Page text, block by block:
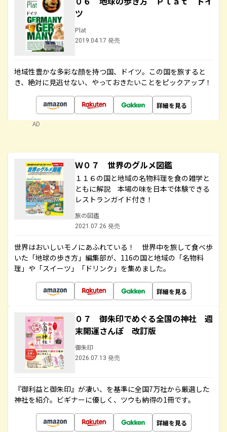
ツ
Plat
2019.04.17 発売
地域性豊かな多彩な顔を持つ国、ドイツ。この国を旅すると
き、絶対に見逃せない、やっておきたいことをピックアップ！
詳細を見る
AD
Ｗ０７ 世界のグルメ図鑑
１１６の国と地域の名物料理を食の雑学と
ともに解説 本場の味を日本で体験できる
レストランガイド付き！
旅の図鑑
2021.07.26 発売
世界はおいしいモノにあふれている！ 世界中を旅して食べ歩
いた「地球の歩き方」編集部が、116の国と地域の「名物料
理」や「スイーツ」「ドリンク」を集めました。
詳細を見る
０７ 御朱印でめぐる全国の神社 週
末開運さんぽ 改訂版
御朱印
2026.07.13 発売
『御利益と御朱印』が凄い、を基準に全国7万社から厳選した
神社を紹介。ビギナーに優しく、ツウも納得の1冊です。
詳細を見る